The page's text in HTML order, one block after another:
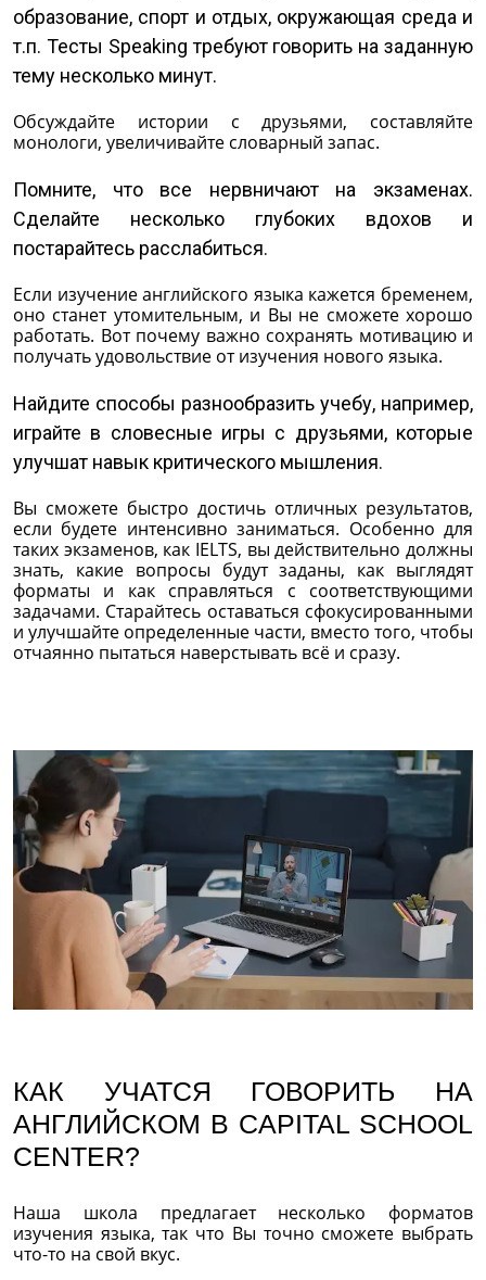
образование, спорт и отдых, окружающая среда и
т.п. Тесты Speaking требуют говорить на заданную
тему несколько минут.
Обсуждайте истории с друзьями, составляйте
монологи, увеличивайте словарный запас.
Помните, что все нервничают на экзаменах.
Сделайте несколько глубоких вдохов и
постарайтесь расслабиться.
Если изучение английского языка кажется бременем,
оно станет утомительным, и Вы не сможете хорошо
работать. Вот почему важно сохранять мотивацию и
получать удовольствие от изучения нового языка.
Найдите способы разнообразить учебу, например,
играйте в словесные игры с друзьями, которые
улучшат навык критического мышления.
Вы сможете быстро достичь отличных результатов,
если будете интенсивно заниматься. Особенно для
таких экзаменов, как IELTS, вы действительно должны
знать, какие вопросы будут заданы, как выглядят
форматы и как справляться с соответствующими
задачами. Старайтесь оставаться сфокусированными
и улучшайте определенные части, вместо того, чтобы
отчаянно пытаться наверстывать всё и сразу.
КАК УЧАТСЯ ГОВОРИТЬ НА
АНГЛИЙСКОМ В CAPITAL SCHOOL
CENTER?
Наша школа предлагает несколько форматов
изучения языка, так что Вы точно сможете выбрать
что-то на свой вкус.